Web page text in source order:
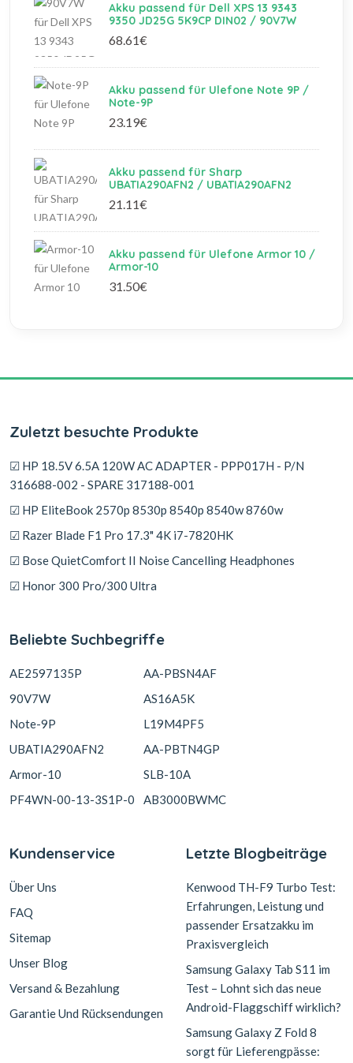
Akku passend für Dell XPS 13 9343
9350 JD25G 5K9CP DIN02 / 90V7W
68.61€
Akku passend für Ulefone Note 9P /
Note-9P
23.19€
Akku passend für Sharp
UBATIA290AFN2 / UBATIA290AFN2
21.11€
Akku passend für Ulefone Armor 10 /
Armor-10
31.50€
Zuletzt besuchte Produkte
☑ HP 18.5V 6.5A 120W AC ADAPTER - PPP017H - P/N
316688-002 - SPARE 317188-001
☑ HP EliteBook 2570p 8530p 8540p 8540w 8760w
☑ Razer Blade F1 Pro 17.3" 4K i7-7820HK
☑ Bose QuietComfort II Noise Cancelling Headphones
☑ Honor 300 Pro/300 Ultra
Beliebte Suchbegriffe
AE2597135P
90V7W
Note-9P
UBATIA290AFN2
Armor-10
PF4WN-00-13-3S1P-0
AA-PBSN4AF
AS16A5K
L19M4PF5
AA-PBTN4GP
SLB-10A
AB3000BWMC
Kundenservice
Über Uns
FAQ
Sitemap
Unser Blog
Versand & Bezahlung
Garantie Und Rücksendungen
Letzte Blogbeiträge
Kenwood TH-F9 Turbo Test:
Erfahrungen, Leistung und
passender Ersatzakku im
Praxisvergleich
Samsung Galaxy Tab S11 im
Test – Lohnt sich das neue
Android-Flaggschiff wirklich?
Samsung Galaxy Z Fold 8
sorgt für Lieferengpässe: